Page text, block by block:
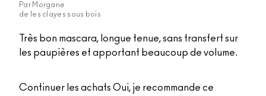
Par Morgane
de
les clayes sous bois
Très bon mascara, longue tenue, sans transfert sur
les paupières et apportant beaucoup de volume.
Continuer les achats Oui, je recommande ce